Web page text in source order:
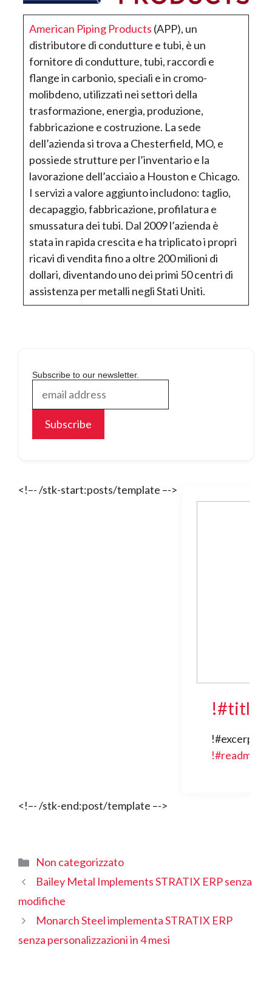
American Piping Products (APP), un
distributore di condutture e tubi, è un
fornitore di condutture, tubi, raccordi e
flange in carbonio, speciali e in cromo-
molibdeno, utilizzati nei settori della
trasformazione, energia, produzione,
fabbricazione e costruzione. La sede
dell’azienda si trova a Chesterfield, MO, e
possiede strutture per l’inventario e la
lavorazione dell’acciaio a Houston e Chicago.
I servizi a valore aggiunto includono: taglio,
decapaggio, fabbricazione, profilatura e
smussatura dei tubi. Dal 2009 l’azienda è
stata in rapida crescita e ha triplicato i propri
ricavi di vendita fino a oltre 200 milioni di
dollari, diventando uno dei primi 50 centri di
assistenza per metalli negli Stati Uniti.
Subscribe to our newsletter.
<!–- /stk-start:posts/template –->
!#excerpt!#
<!–- /stk-end:post/template –->
Categorie
Non categorizzato
Bailey Metal Implements STRATIX ERP senza
modifiche
Monarch Steel implementa STRATIX ERP
senza personalizzazioni in 4 mesi